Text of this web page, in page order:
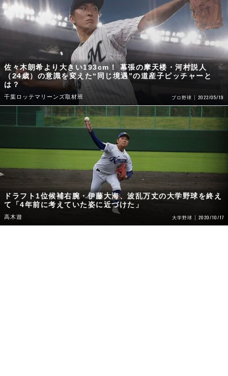
佐々木朗希より大きい193cm！ 幕張の摩天楼・河村説人
（24歳）の意識を変えた“同じ境遇”の道産子ピッチャーと
は？
千葉ロッテマリーンズ取材班 プロ野球 2022/05/19
ドラフト1位候補右腕・伊藤大海、波乱万丈の大学野球を終え
て「4年前に考えていた姿に近づけた」
高木遊 大学野球 2020/10/17